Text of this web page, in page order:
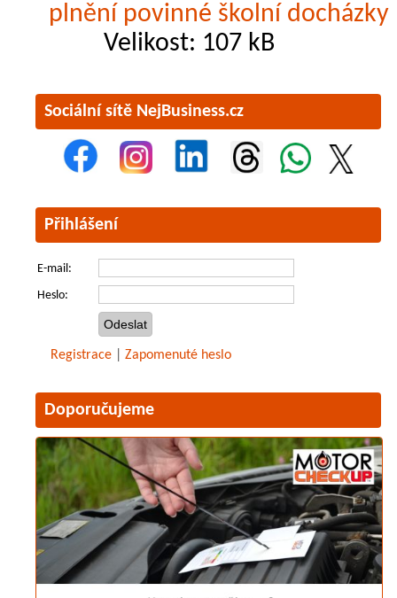
plnění povinné školní docházky
Velikost: 107 kB
Sociální sítě NejBusiness.cz
Přihlášení
E-mail:
Heslo:
Registrace Zapomenuté heslo
Doporučujeme